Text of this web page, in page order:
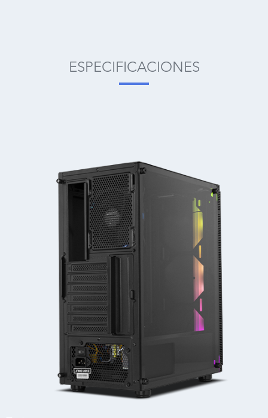
ESPECIFICACIONES